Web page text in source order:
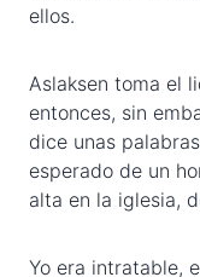
ellos.
Aslaksen toma el
entonces, sin
dice unas
esperado de un
alta en la iglesia,
Yo era intratable,